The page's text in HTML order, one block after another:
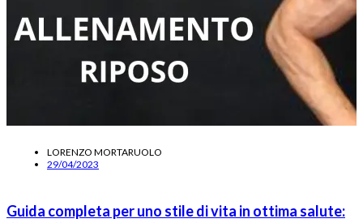
LORENZO MORTARUOLO
29/04/2023
Guida completa per uno stile di vita in ottima salute: